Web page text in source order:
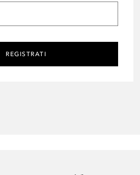
REGISTRATI